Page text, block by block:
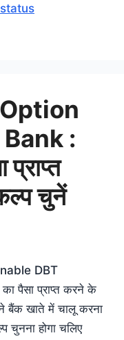
:
प्राप्त
चुनें
DBT
का पैसा प्राप्त करने के
बैंक खाते में चालू करना
चुनना होगा चलिए